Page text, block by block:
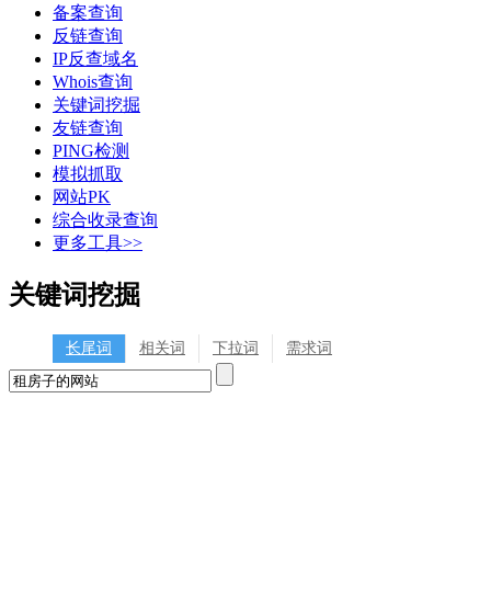
备案查询
反链查询
IP反查域名
Whois查询
关键词挖掘
友链查询
PING检测
模拟抓取
网站PK
综合收录查询
更多工具>>
关键词挖掘
长尾词 相关词 下拉词 需求词